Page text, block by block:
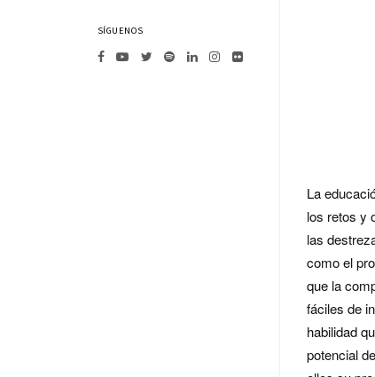
La
los retos y
las
como el
que la
fáciles de
habilidad
potencial
SÍGUENOS